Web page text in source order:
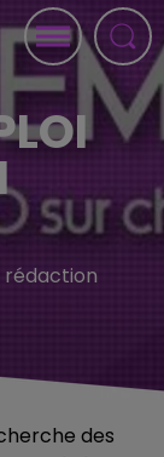
rédaction
des